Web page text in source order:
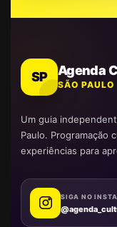
SP Agenda
SÃO PAULO
Um guia
Paulo. Programação
experiências para
SIGA NO